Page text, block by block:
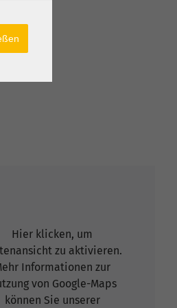
Hier klicken, um
zu aktivieren.
Informationen zur
von Google-Maps
können Sie unserer